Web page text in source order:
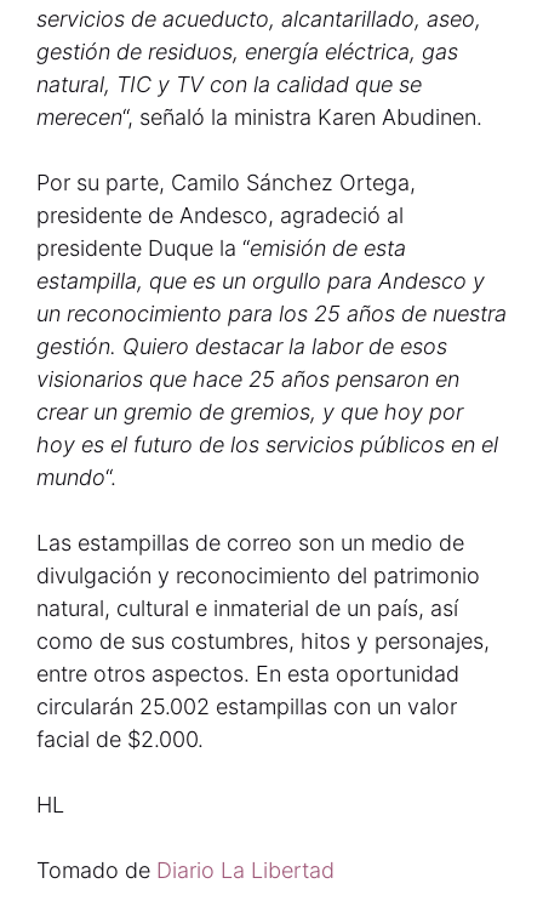
servicios de acueducto, alcantarillado, aseo,
gestión de residuos, energía eléctrica, gas
natural, TIC y TV con la calidad que se
merecen“, señaló la ministra Karen Abudinen.
Por su parte, Camilo Sánchez Ortega,
presidente de Andesco, agradeció al
presidente Duque la “emisión de esta
estampilla, que es un orgullo para Andesco y
un reconocimiento para los 25 años de nuestra
gestión. Quiero destacar la labor de esos
visionarios que hace 25 años pensaron en
crear un gremio de gremios, y que hoy por
hoy es el futuro de los servicios públicos en el
mundo“.
Las estampillas de correo son un medio de
divulgación y reconocimiento del patrimonio
natural, cultural e inmaterial de un país, así
como de sus costumbres, hitos y personajes,
entre otros aspectos. En esta oportunidad
circularán 25.002 estampillas con un valor
facial de $2.000.
HL
Tomado de Diario La Libertad